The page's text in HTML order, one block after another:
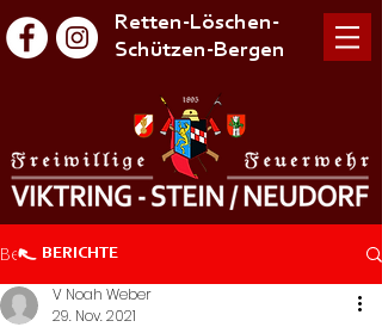
Retten-Löschen-
Schützen-Bergen
Beitrag
V Noah Weber
29. Nov. 2021
BERICHTE